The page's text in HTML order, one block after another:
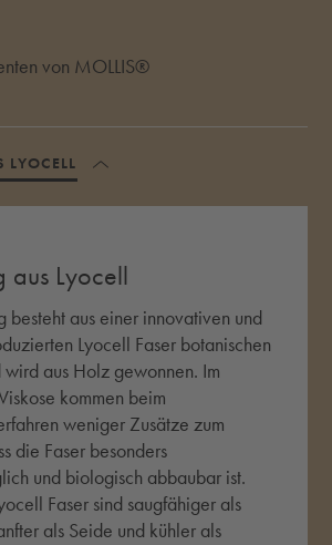
von MOLLIS®
LYOCELL AKKORDEON UMSCHALTEN
Lyocell
besteht aus einer innovativen und
Lyocell Faser botanischen
wird aus Holz gewonnen. Im
kommen beim
weniger Zusätze zum
die Faser besonders
und biologisch abbaubar ist.
Faser sind saugfähiger als
als Seide und kühler als